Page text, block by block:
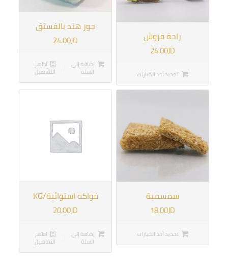
راحة قروش
24.00JD
تحديد أحد الخيارات
جوز هند بالفستق
24.00JD
إضافة إلى
السلة
اظهر
التفاصيل
سمسمية
18.00JD
تحديد أحد الخيارات
فواكه استوائية/KG
20.00JD
إضافة إلى
السلة
اظهر
التفاصيل